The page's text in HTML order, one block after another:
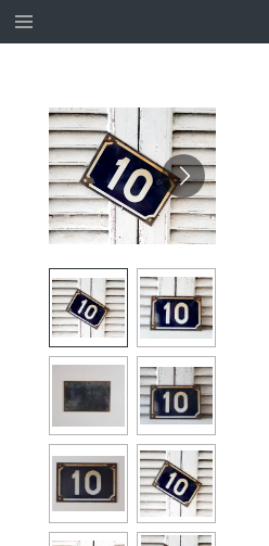
Ga
direct
hoofdinhoud